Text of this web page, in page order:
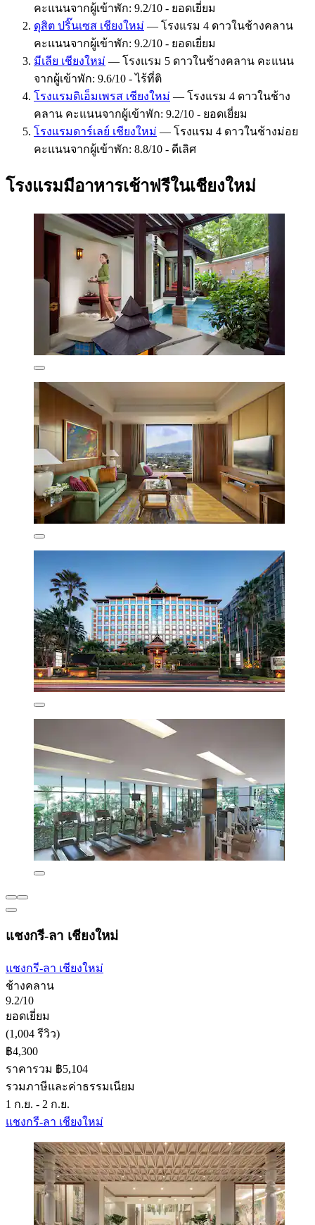
คะแนนจากผู้เข้าพัก: 9.2/10 - ยอดเยี่ยม
ดุสิต ปริ๊นเซส เชียงใหม่ — โรงแรม 4 ดาวในช้างคลาน
คะแนนจากผู้เข้าพัก: 9.2/10 - ยอดเยี่ยม
มีเลีย เชียงใหม่ — โรงแรม 5 ดาวในช้างคลาน คะแนน
จากผู้เข้าพัก: 9.6/10 - ไร้ที่ติ
โรงแรมดิเอ็มเพรส เชียงใหม่ — โรงแรม 4 ดาวในช้าง
คลาน คะแนนจากผู้เข้าพัก: 9.2/10 - ยอดเยี่ยม
โรงแรมดาร์เลย์ เชียงใหม่ — โรงแรม 4 ดาวในช้างม่อย
คะแนนจากผู้เข้าพัก: 8.8/10 - ดีเลิศ
โรงแรมมีอาหารเช้าฟรีในเชียงใหม่
แชงกรี-ลา เชียงใหม่
แชงกรี-ลา เชียงใหม่
ช้างคลาน
9.2/10
ยอดเยี่ยม
(1,004 รีวิว)
฿4,300
ราคารวม ฿5,104
รวมภาษีและค่าธรรมเนียม
1 ก.ย. - 2 ก.ย.
แชงกรี-ลา เชียงใหม่